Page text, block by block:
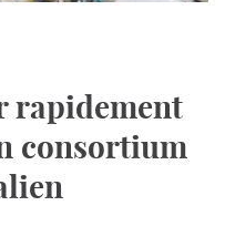
rapidement
consortium